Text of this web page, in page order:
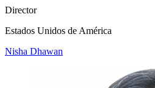
Director
Estados Unidos de América
Nisha Dhawan